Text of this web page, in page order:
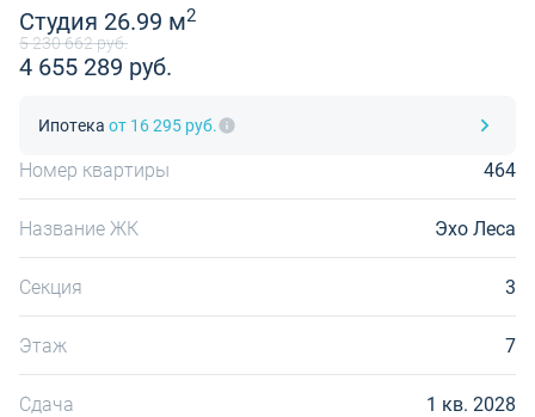
Студия 26.99 м2
5 230 662 руб.
4 655 289 руб.
Ипотека от 16 295 руб.
Номер квартиры 464
Название ЖК Эхо Леса
Секция 3
Этаж 7
Сдача 1 кв. 2028